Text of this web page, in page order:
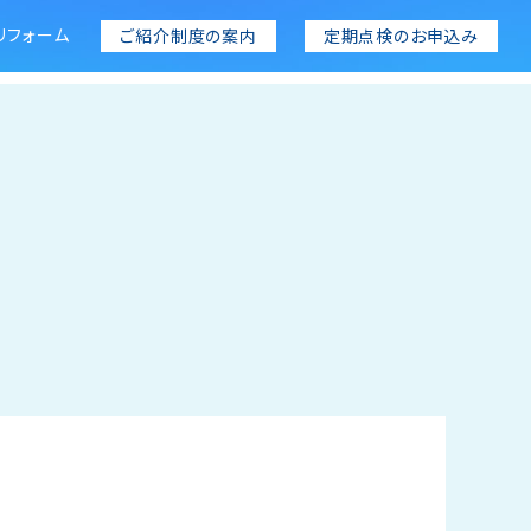
フォーム ご紹介制度の案内 定期点検のお申込み